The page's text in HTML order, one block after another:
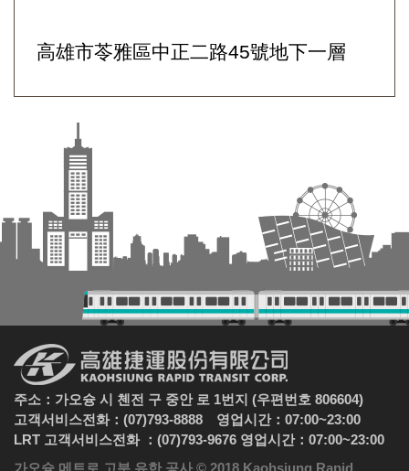
高雄市苓雅區中正二路45號地下一層
주소：가오슝 시 첸전 구 중안 로 1번지 (우편번호 806604)
고객서비스전화：(07)793-8888 영업시간：07:00~23:00
LRT 고객서비스전화 ：(07)793-9676 영업시간：07:00~23:00
가오슝 메트로 고분 유한 공사 © 2018 Kaohsiung Rapid